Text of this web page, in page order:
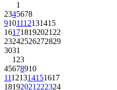
1
2345678
9101112131415
161718192021 22
23242526272829
3031
1 23
45678910
11121314151617
18192021 222324